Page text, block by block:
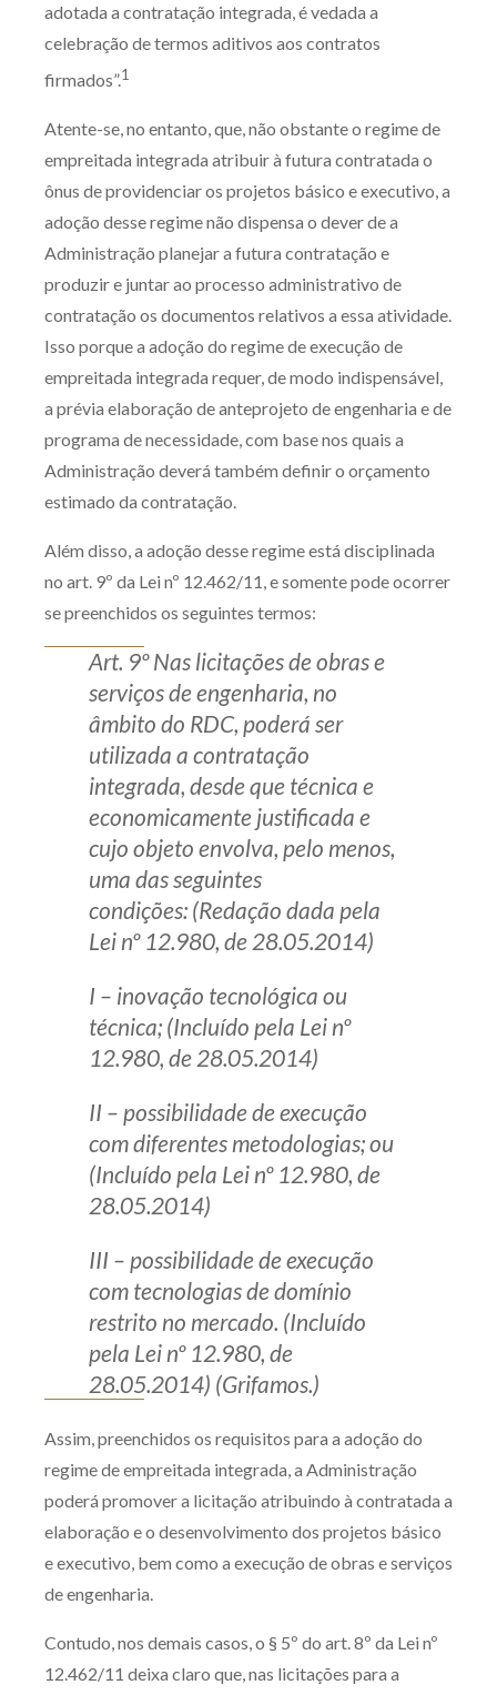
adotada a contratação integrada, é vedada a
celebração de termos aditivos aos contratos
firmados”.1
Atente-se, no entanto, que, não obstante o regime de
empreitada integrada atribuir à futura contratada o
ônus de providenciar os projetos básico e executivo, a
adoção desse regime não dispensa o dever de a
Administração planejar a futura contratação e
produzir e juntar ao processo administrativo de
contratação os documentos relativos a essa atividade.
Isso porque a adoção do regime de execução de
empreitada integrada requer, de modo indispensável,
a prévia elaboração de anteprojeto de engenharia e de
programa de necessidade, com base nos quais a
Administração deverá também definir o orçamento
estimado da contratação.
Além disso, a adoção desse regime está disciplinada
no art. 9º da Lei nº 12.462/11, e somente pode ocorrer
se preenchidos os seguintes termos:
Art. 9º Nas licitações de obras e
serviços de engenharia, no
âmbito do RDC, poderá ser
utilizada a contratação
integrada, desde que técnica e
economicamente justificada e
cujo objeto envolva, pelo menos,
uma das seguintes
condições: (Redação dada pela
Lei nº 12.980, de 28.05.2014)
I – inovação tecnológica ou
técnica; (Incluído pela Lei nº
12.980, de 28.05.2014)
II – possibilidade de execução
com diferentes metodologias; ou
(Incluído pela Lei nº 12.980, de
28.05.2014)
III – possibilidade de execução
com tecnologias de domínio
restrito no mercado. (Incluído
pela Lei nº 12.980, de
28.05.2014) (Grifamos.)
Assim, preenchidos os requisitos para a adoção do
regime de empreitada integrada, a Administração
poderá promover a licitação atribuindo à contratada a
elaboração e o desenvolvimento dos projetos básico
e executivo, bem como a execução de obras e serviços
de engenharia.
Contudo, nos demais casos, o § 5º do art. 8º da Lei nº
12.462/11 deixa claro que, nas licitações para a